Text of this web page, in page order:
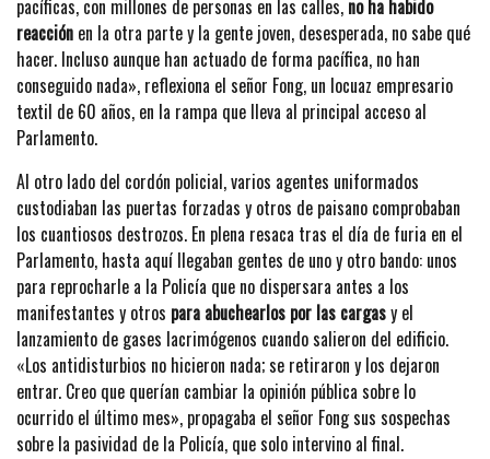
pacíficas, con millones de personas en las calles, no ha habido
reacción en la otra parte y la gente joven, desesperada, no sabe qué
hacer. Incluso aunque han actuado de forma pacífica, no han
conseguido nada», reflexiona el señor Fong, un locuaz empresario
textil de 60 años, en la rampa que lleva al principal acceso al
Parlamento.
Al otro lado del cordón policial, varios agentes uniformados
custodiaban las puertas forzadas y otros de paisano comprobaban
los cuantiosos destrozos. En plena resaca tras el día de furia en el
Parlamento, hasta aquí llegaban gentes de uno y otro bando: unos
para reprocharle a la Policía que no dispersara antes a los
manifestantes y otros para abuchearlos por las cargasy el
lanzamiento de gases lacrimógenos cuando salieron del edificio.
«Los antidisturbios no hicieron nada; se retiraron y los dejaron
entrar. Creo que querían cambiar la opinión pública sobre lo
ocurrido el último mes», propagaba el señor Fong sus sospechas
sobre la pasividad de la Policía, que solo intervino al final.